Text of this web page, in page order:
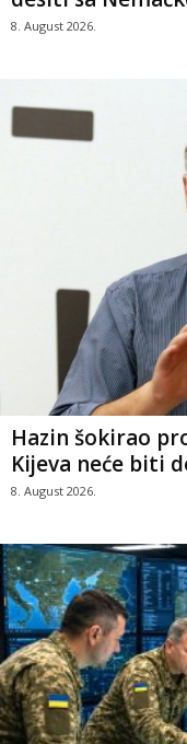
8. August 2026.
Hazin šokirao
Kijeva neće biti
8. August 2026.